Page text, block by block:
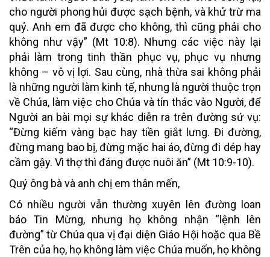
cho người phong hủi được sạch bệnh, và khử trừ ma
quỷ. Anh em đã được cho không, thì cũng phải cho
không như vậy” (Mt 10:8). Nhưng các việc này lại
phải làm trong tinh thần phục vụ, phục vụ nhưng
không – vô vị lợi. Sau cùng, nhà thừa sai không phải
là những người làm kinh tế, nhưng là người thuộc trọn
về Chúa, làm việc cho Chúa và tín thác vào Người, để
Người an bài mọi sự khác diễn ra trên đường sứ vụ:
“Đừng kiếm vàng bạc hay tiền giắt lưng. Đi đường,
đừng mang bao bị, đừng mặc hai áo, đừng đi dép hay
cầm gậy. Vì thợ thì đáng được nuôi ăn” (Mt 10:9-10).
Quý ông bà và anh chị em thân mến,
Có nhiều người vẫn thường xuyên lên đường loan
báo Tin Mừng, nhưng họ không nhận “lệnh lên
đường” từ Chúa qua vị đại diện Giáo Hội hoặc qua Bề
Trên của họ, họ không làm việc Chúa muốn, họ không